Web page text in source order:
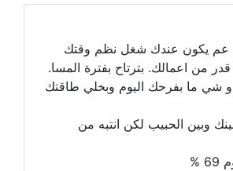
عم يكون عندك شغل نظم وقتك
قدر من اعمالك. بترتاح بفترة المسا.
شي ما بفرحك اليوم وبخلي طاقتك
وبين الحبيب لكن انتبه من